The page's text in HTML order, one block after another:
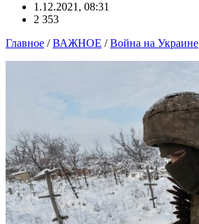
1.12.2021, 08:31
2 353
Главное /ВАЖНОЕ /Война на Украине